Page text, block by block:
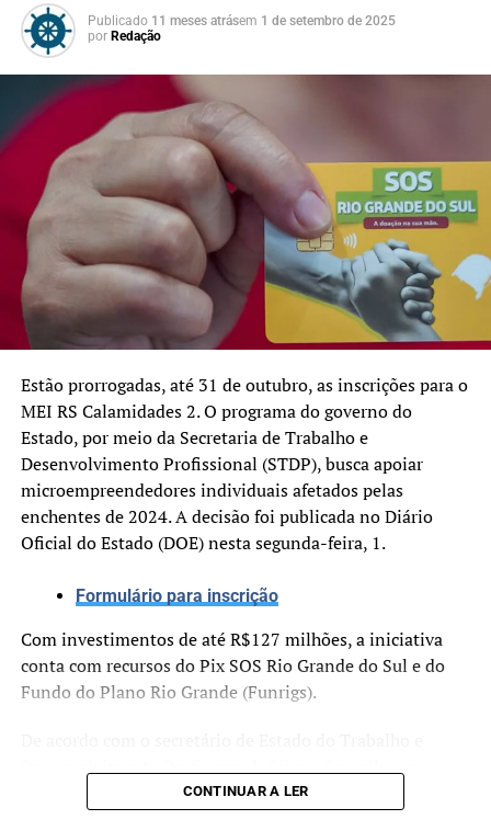
As inscrições podem ser feitas até 30 de novembro de
2025, pelo site
sosenchentes.rs.gov.br
mais de 12 mil microempreendedores sejam beneficiados
em todo o Estado, com investimento de R$ 127 milhões.
Em Canoas, os interessados podem buscar atendimento
presencial na Sala MEI, localizada na Rua Dr. Barcelos,
969, Centro, junto à SMDEI, para receber orientações e
auxílio no cadastro.
Publicado 11 meses atrásem 1 de setembro de 2025
por Redação
Estão prorrogadas, até 31 de outubro, as inscrições para o
MEI RS Calamidades 2. O programa do governo do
Estado, por meio da Secretaria de Trabalho e
Desenvolvimento Profissional (STDP), busca apoiar
microempreendedores individuais afetados pelas
enchentes de 2024. A decisão foi publicada no Diário
Oficial do Estado (DOE) nesta segunda-feira, 1.
Formulário para inscrição
Com investimentos de até R$127 milhões, a iniciativa
conta com recursos do Pix SOS Rio Grande do Sul e do
Fundo do Plano Rio Grande (Funrigs).
Desenvolvimento Profissional, Gilmar Sossella, na
última prorrogação, os resultados foram positivos. Cerca
CONTINUAR A LER